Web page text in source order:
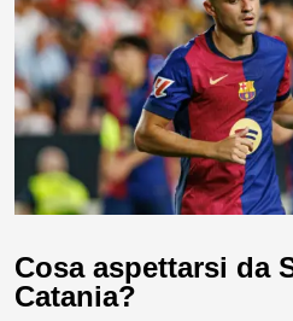
Cosa aspettarsi da
Catania?